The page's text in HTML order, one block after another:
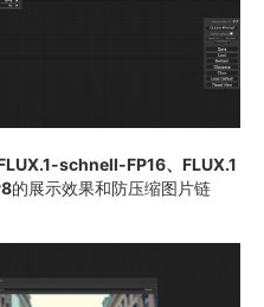
schnell-FP16、FLUX.1
的展示效果和防压缩图片链